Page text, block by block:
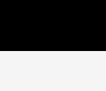
宣費惹議 梁文傑回「